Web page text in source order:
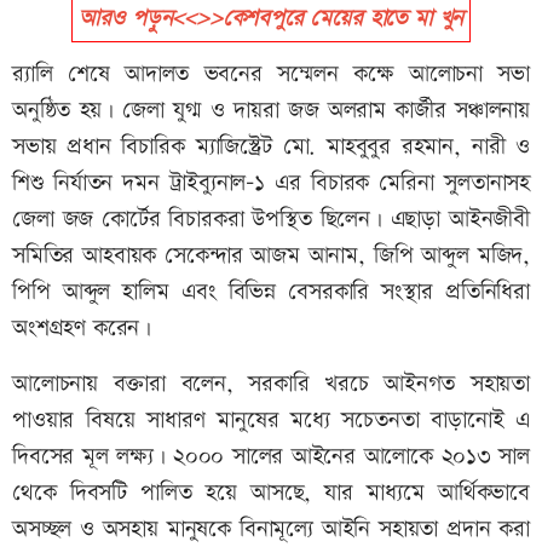
আরও পড়ুন<<>>কেশবপুরে মেয়ের হাতে মা খুন
র‌্যালি শেষে আদালত ভবনের সম্মেলন কক্ষে আলোচনা সভা
অনুষ্ঠিত হয়। জেলা যুগ্ম ও দায়রা জজ অলরাম কার্জীর সঞ্চালনায়
সভায় প্রধান বিচারিক ম্যাজিস্ট্রেট মো. মাহবুবুর রহমান, নারী ও
শিশু নির্যাতন দমন ট্রাইব্যুনাল-১ এর বিচারক মেরিনা সুলতানাসহ
জেলা জজ কোর্টের বিচারকরা উপস্থিত ছিলেন। এছাড়া আইনজীবী
সমিতির আহবায়ক সেকেন্দার আজম আনাম, জিপি আব্দুল মজিদ,
পিপি আব্দুল হালিম এবং বিভিন্ন বেসরকারি সংস্থার প্রতিনিধিরা
অংশগ্রহণ করেন।
আলোচনায় বক্তারা বলেন, সরকারি খরচে আইনগত সহায়তা
পাওয়ার বিষয়ে সাধারণ মানুষের মধ্যে সচেতনতা বাড়ানোই এ
দিবসের মূল লক্ষ্য। ২০০০ সালের আইনের আলোকে ২০১৩ সাল
থেকে দিবসটি পালিত হয়ে আসছে, যার মাধ্যমে আর্থিকভাবে
অসচ্ছল ও অসহায় মানুষকে বিনামূল্যে আইনি সহায়তা প্রদান করা